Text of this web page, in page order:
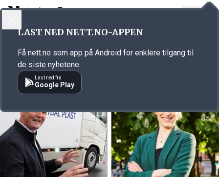
Annonsørinnhold
LAST NED NETT.NO-APPEN
Få nett.no som app på Android for enklere tilgang til
de siste nyhetene.
Last ned fra
Google Play